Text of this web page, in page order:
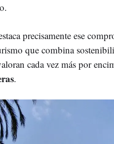
precisamente ese
que combina
cada vez más por
.